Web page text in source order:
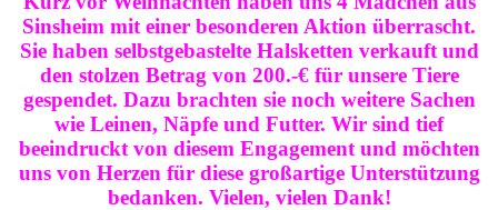
Sinsheim mit einer besonderen Aktion überrascht.
Sie haben selbstgebastelte Halsketten verkauft und
den stolzen Betrag von 200.-€ für unsere Tiere
gespendet. Dazu brachten sie noch weitere Sachen
wie Leinen, Näpfe und Futter. Wir sind tief
beeindruckt von diesem Engagement und möchten
uns von Herzen für diese großartige Unterstützung
bedanken. Vielen, vielen Dank!